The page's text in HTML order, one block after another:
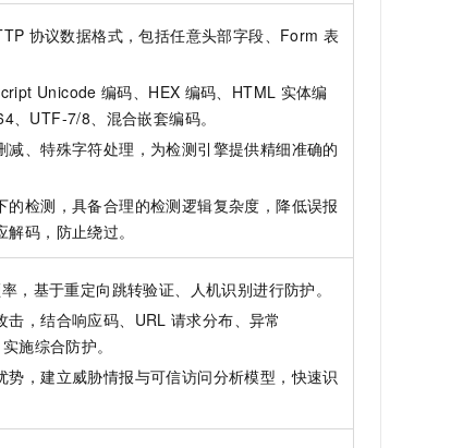
协议数据格式，包括任意头部字段、Form 表
Unicode 编码、HEX 编码、HTML 实体编
、UTF-7/8、混合嵌套编码。
减、特殊字符处理，为检测引擎提供精细准确的
的检测，具备合理的检测逻辑复杂度，降低误报
码，防止绕过。
，基于重定向跳转验证、人机识别进行防护。
击，结合响应码、URL 请求分布、异常
施综合防护。
势，建立威胁情报与可信访问分析模型，快速识
10分钟微调：让0.6B模型媲美235B模型 多模态数据信息提取
超强辅助，Bolt.diy 一步搞定创意建站